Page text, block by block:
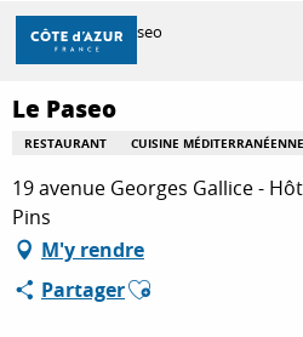
Aller
contenu
principal
DÉCOUVRIR
À FAIRE
SÉJOURNER
Accueil Le Paseo
Le Paseo
RESTAURANT CUISINE MÉDITERRANÉENNE
19 avenue Georges Gallice -
Pins
M'y rendre
PartagerAjouter aux favoris